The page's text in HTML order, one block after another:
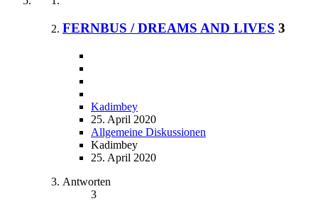
FERNBUS / DREAMS AND LIVES 3
Kadimbey
25. April 2020
Allgemeine Diskussionen
Kadimbey
25. April 2020
Antworten
3